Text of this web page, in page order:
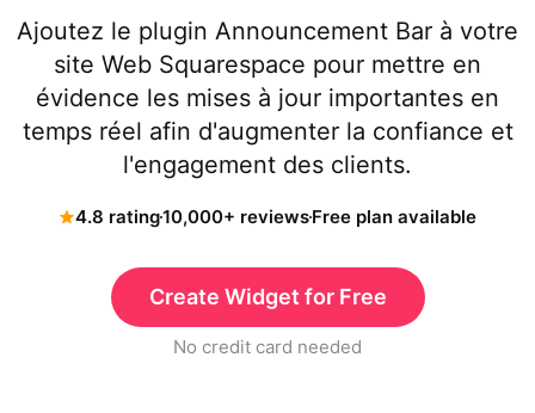
Ajoutez le plugin Announcement Bar à votre
site Web Squarespace pour mettre en
évidence les mises à jour importantes en
temps réel afin d'augmenter la confiance et
l'engagement des clients.
4.8 rating10,000+ reviewsFree plan available
Create Widget for Free
No credit card needed